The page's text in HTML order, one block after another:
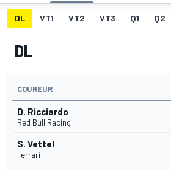
DL VT1 VT2 VT3 Q1 Q2
DL
COUREUR
D. Ricciardo
Red Bull Racing
S. Vettel
Ferrari